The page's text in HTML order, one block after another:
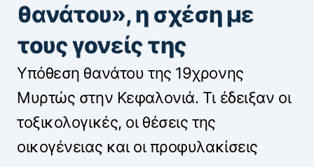
θανάτου», η σχέση με
τους γονείς της
Υπόθεση θανάτου της 19χρονης
Μυρτώς στην Κεφαλονιά. Τι έδειξαν οι
τοξικολογικές, οι θέσεις της
οικογένειας και οι προφυλακίσεις